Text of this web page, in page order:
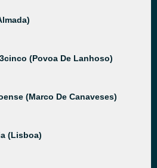
(Povoa De Lanhoso)
(Marco De Canaveses)
(Lisboa)